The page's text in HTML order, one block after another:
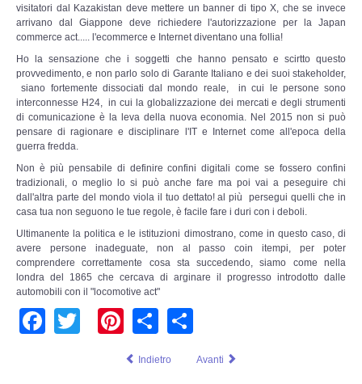
Copia/Acquisizione Forense Web
Indagini persone scomparse
Remote Digital Forensics
Acquisizione Forense remota
Sblocco PIN Smartphone
Recupero dati
Prevenzione Frode
CYBER SECURITY
Security Management
visitatori dal Kazakistan deve mettere un banner di tipo X, che se invece
arrivano dal Giappone deve richiedere l'autorizzazione per la Japan
commerce act..... l'ecommerce e Internet diventano una follia!
Ho la sensazione che i soggetti che hanno pensato e scirtto questo
provvedimento, e non parlo solo di Garante Italiano e dei suoi stakeholder,
siano fortemente dissociati dal mondo reale, in cui le persone sono
interconnesse H24, in cui la globalizzazione dei mercati e degli strumenti
di comunicazione è la leva della nuova economia. Nel 2015 non si può
pensare di ragionare e disciplinare l'IT e Internet come all'epoca della
guerra fredda.
Non è più pensabile di definire confini digitali come se fossero confini
tradizionali, o meglio lo si può anche fare ma poi vai a peseguire chi
dall'altra parte del mondo viola il tuo dettato! al più persegui quelli che in
casa tua non seguono le tue regole, è facile fare i duri con i deboli.
Ultimanente la politica e le istituzioni dimostrano, come in questo caso, di
avere persone inadeguate, non al passo coin itempi, per poter
comprendere correttamente cosa sta succedendo, siamo come nella
londra del 1865 che cercava di arginare il progresso introdotto dalle
automobili con il "locomotive act"
Facebook
TwitterPinterest
Share
Indietro Avanti